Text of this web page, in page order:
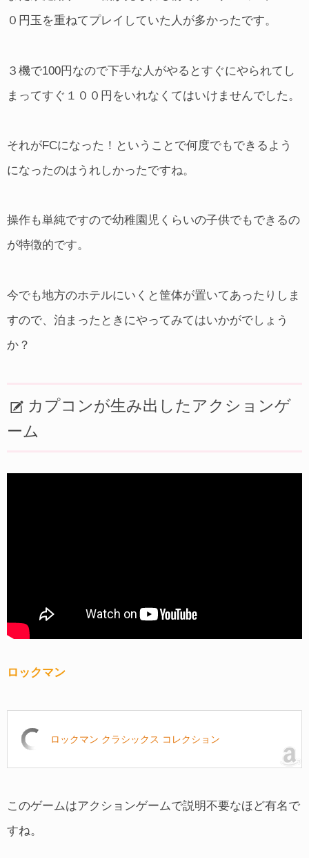
０円玉を重ねてプレイしていた人が多かったです。
３機で100円なので下手な人がやるとすぐにやられてし
まってすぐ１００円をいれなくてはいけませんでした。
それがFCになった！ということで何度でもできるよう
になったのはうれしかったですね。
操作も単純ですので幼稚園児くらいの子供でもできるの
が特徴的です。
今でも地方のホテルにいくと筐体が置いてあったりしま
すので、泊まったときにやってみてはいかがでしょう
か？
カプコンが生み出したアクションゲ
ーム
ロックマン
ロックマン クラシックス コレクション
このゲームはアクションゲームで説明不要なほど有名で
すね。